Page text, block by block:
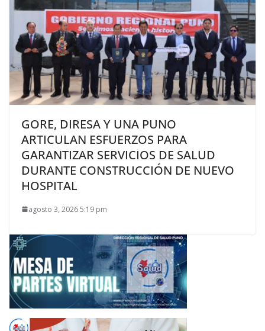
GORE, DIRESA Y UNA PUNO
ARTICULAN ESFUERZOS PARA
GARANTIZAR SERVICIOS DE SALUD
DURANTE CONSTRUCCIÓN DE NUEVO
HOSPITAL
agosto 3, 2026 5:19 pm